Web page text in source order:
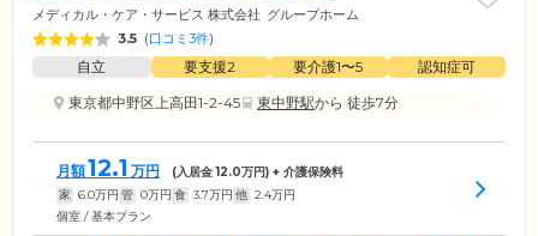
メディカル・ケア・サービス 株式会社 グループホーム
3.5 (口コミ3件)
自立 要支援2 要介護1〜5
認知症可
東京都中野区上高田1-2-45
東中野駅から 徒歩7分
月額12.1 万円 (入居金12.0万円) + 介護保険料
家 6.0万円 管 0万円 食 3.7万円 他 2.4万円
個室 / 基本プラン